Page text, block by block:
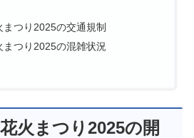
まつり2025の交通規制
まつり2025の混雑状況
火まつり2025の開